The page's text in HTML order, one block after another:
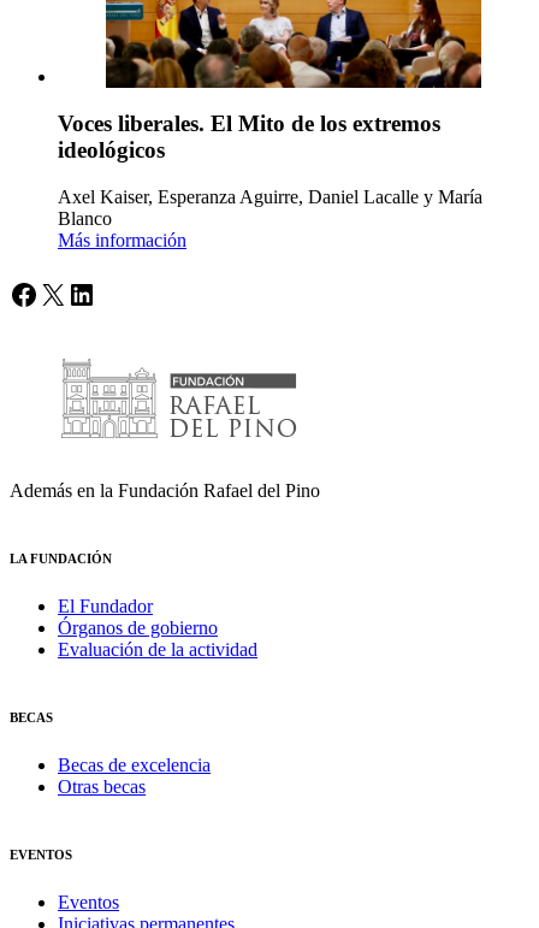
Voces liberales. El Mito de los extremos
ideológicos
Axel Kaiser, Esperanza Aguirre, Daniel Lacalle y María
Blanco
Más información
Facebook
X LinkedIn
Además en la Fundación Rafael del Pino
LA FUNDACIÓN
El Fundador
Órganos de gobierno
Evaluación de la actividad
BECAS
Becas de excelencia
Otras becas
EVENTOS
Eventos
Iniciativas permanentes